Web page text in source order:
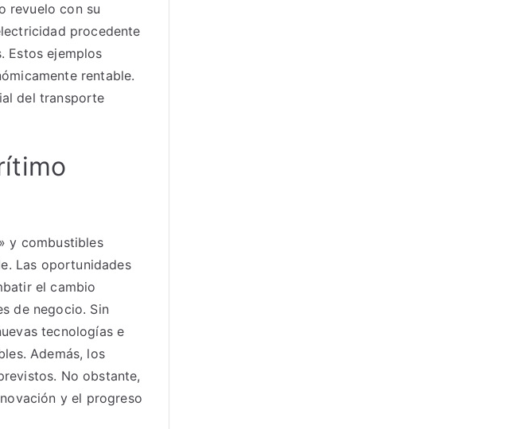
revuelo con su
procedente
Estos ejemplos
rentable.
del transporte
y combustibles
Las oportunidades
el cambio
de negocio. Sin
tecnologías e
Además, los
No obstante,
y el progreso